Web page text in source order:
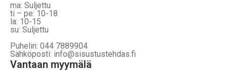
ma: Suljettu
ti – pe: 10-18
la: 10-15
su: Suljettu
Puhelin: 044 7889904
Sähköposti: info@sisustustehdas.fi
Vantaan myymälä